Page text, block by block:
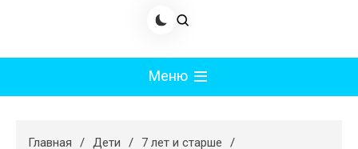
Меню
Худеем
Главная Дети
7 лет и старше